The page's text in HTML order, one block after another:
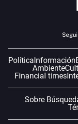
PolíticaInformación
Ambiente
Financial times
Sobre